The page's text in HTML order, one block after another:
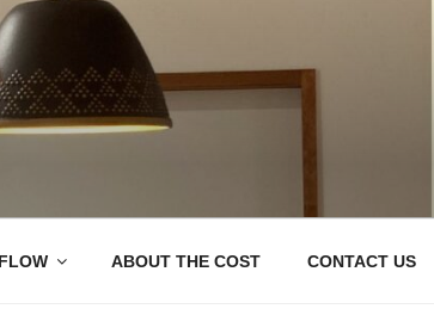
（イエノワ
FLOW ABOUT THE COST CONTACT US